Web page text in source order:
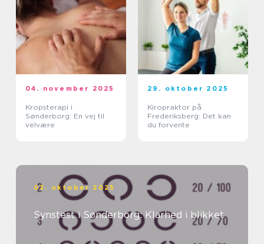
04. november 2025
Kropsterapi i
Sønderborg: En vej til
velvære
29. oktober 2025
Kiropraktor på
Frederiksberg: Det kan
du forvente
03. oktober 2025
Synstest i Sønderborg: Klarhed i blikket